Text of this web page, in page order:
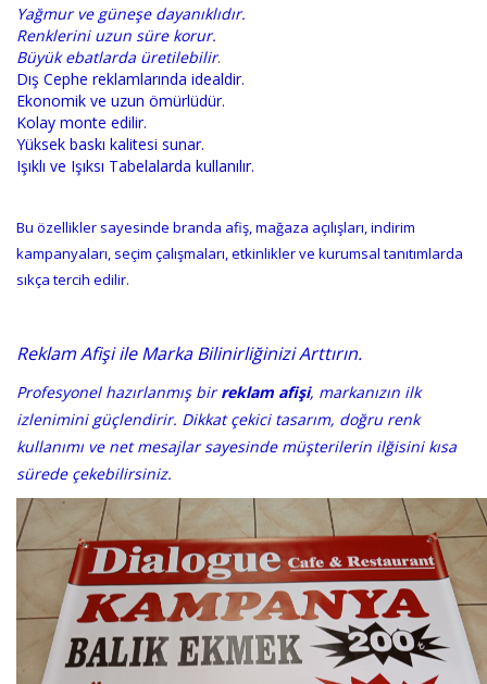
Yağmur ve güneşe dayanıklıdır.
Renklerini uzun süre korur.
Büyük ebatlarda üretilebilir.
Dış Cephe reklamlarında idealdir.
Ekonomik ve uzun ömürlüdür.
Kolay monte edilir.
Yüksek baskı kalitesi sunar.
Işıklı ve Işıksı Tabelalarda kullanılır.
Bu özellikler sayesinde branda afiş, mağaza açılışları, indirim
kampanyaları, seçim çalışmaları, etkinlikler ve kurumsal tanıtımlarda
sıkça tercih edilir.
Reklam Afişi ile Marka Bilinirliğinizi Arttırın.
Profesyonel hazırlanmış birreklam afişi, markanızın ilk
izlenimini güçlendirir. Dikkat çekici tasarım, doğru renk
kullanımı ve net mesajlar sayesinde müşterilerin ilğisini kısa
sürede çekebilirsiniz.